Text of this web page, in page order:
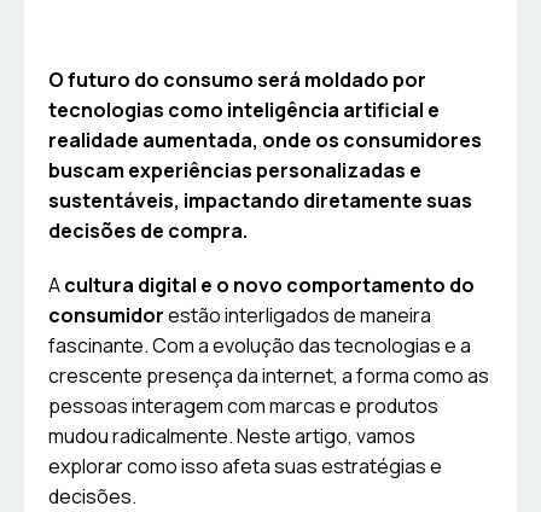
O futuro do consumo será moldado por
tecnologias como inteligência artificial e
realidade aumentada, onde os consumidores
buscam experiências personalizadas e
sustentáveis, impactando diretamente suas
decisões de compra.
Acultura digital e o novo comportamento do
consumidorestão interligados de maneira
fascinante. Com a evolução das tecnologias e a
crescente presença da internet, a forma como as
pessoas interagem com marcas e produtos
mudou radicalmente. Neste artigo, vamos
explorar como isso afeta suas estratégias e
decisões.